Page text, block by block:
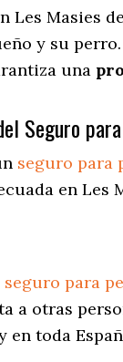
Les Masies
y su
una
Seguro
seguro para
en Les
seguro para
a otras
en toda